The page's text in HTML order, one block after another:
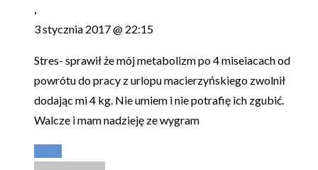
,
3 stycznia 2017 @ 22:15
Stres- sprawił że mój metabolizm po 4 miseiacach od
powrótu do pracy z urlopu macierzyńskiego zwolnił
dodając mi 4 kg. Nie umiem i nie potrafię ich zgubić.
Walcze i mam nadzieję ze wygram